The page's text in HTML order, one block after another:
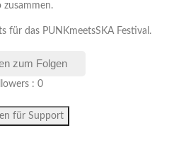
zusammen.
für das PUNKmeetsSKA Festival.
zum Folgen
: 0
für Support